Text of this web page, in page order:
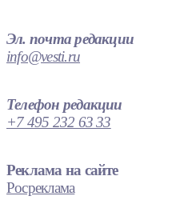
Эл. почта редакции
info@vesti.ru
Телефон редакции
+7 495 232 63 33
Реклама на сайте
Росреклама